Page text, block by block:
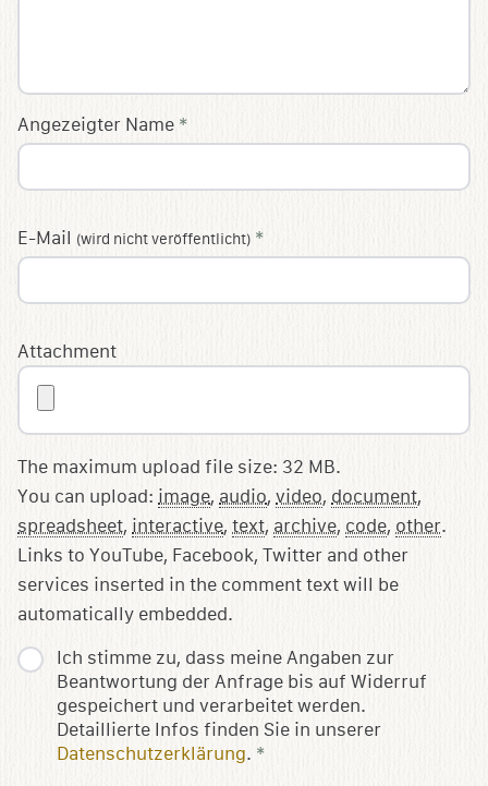
Angezeigter Name *
E-Mail (wird nicht veröffentlicht) *
Ich stimme zu, dass meine Angaben zur
Beantwortung der Anfrage bis auf Widerruf
gespeichert und verarbeitet werden.
Detaillierte Infos finden Sie in unserer
Datenschutzerklärung. *
Attachment
The maximum upload file size: 32 MB.
You can upload: image, audio, video, document,
spreadsheet, interactive, text, archive, code, other.
Links to YouTube, Facebook, Twitter and other
services inserted in the comment text will be
automatically embedded.